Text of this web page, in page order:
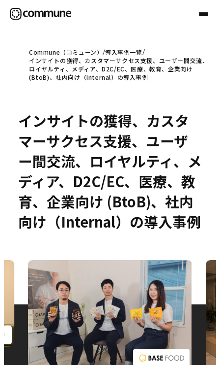
Communeについて
事例
セミナー
お役立ち情報
Commune（コミューン）
導入事例一覧
インサイトの獲得、カスタマーサクセス支援、ユーザー間交流、
ロイヤルティ、メディア、D2C/EC、医療、教育、企業向け
(BtoB)、社内向け（Internal）の導入事例
インサイトの獲得、カスタ
マーサクセス支援、ユーザ
ー間交流、ロイヤルティ、メ
ディア、D2C/EC、医療、教
育、企業向け (BtoB)、社内
向け（Internal）の導入事例